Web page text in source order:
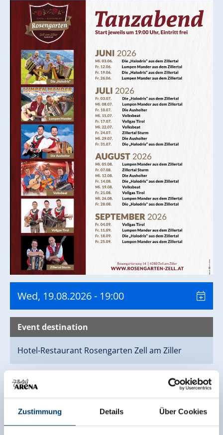
Zustimmung Details Über Cookies
Wed, 19.08.2026- 19:00
Event destination
Hotel-Restaurant Rosengarten Zell am Ziller
Contact
Rosengartenweg 14
6280 Zell am Ziller